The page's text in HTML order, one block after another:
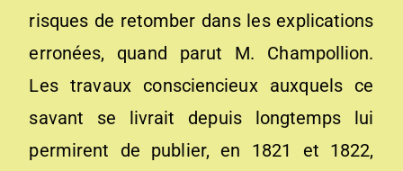
risques de retomber dans les explications
erronées, quand parut M. Champollion.
Les travaux consciencieux auxquels ce
savant se livrait depuis longtemps lui
permirent de publier, en 1821 et 1822,